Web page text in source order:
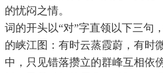
的忧闷之情。
词的开头以“对”字直领以下三句
的峡江图：有时云蒸霞蔚，有时
中，只见错落攒立的群峰互相依